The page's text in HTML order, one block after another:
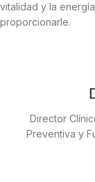
vitalidad y la
proporcionarle.
Director
Preventiva y